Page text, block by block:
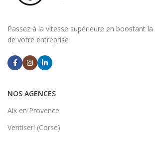
Passez à la vitesse supérieure en boostant
de votre entreprise
NOS AGENCES
Aix en Provence
Ventiseri (Corse)